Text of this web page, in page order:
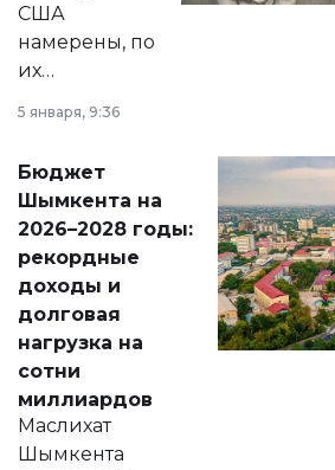
США
намерены, по
их
принести
народу
Венесуэлы.
5 января, 9:36
Бюджет
Шымкента на
2026–2028 годы:
рекордные
доходы и
долговая
нагрузка на
сотни
миллиардов
Маслихат
Шымкента